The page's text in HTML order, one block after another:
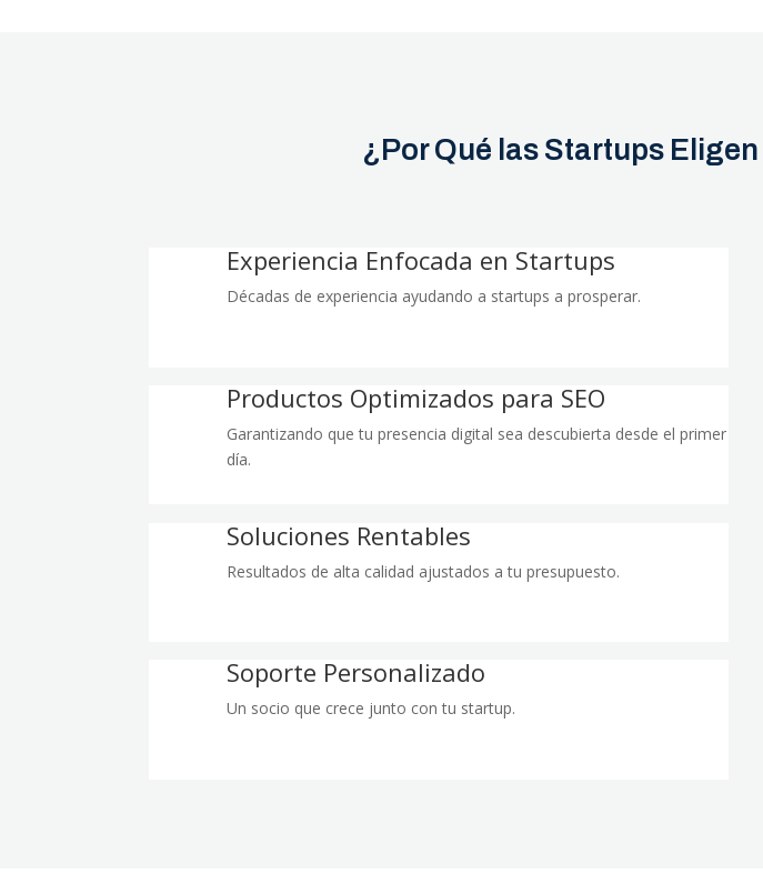
¿Por Qué las Startups Eligen
Experiencia Enfocada en Startups
Décadas de experiencia ayudando a startups a prosperar.
Productos Optimizados para SEO
Garantizando que tu presencia digital sea descubierta desde el primer
día.
Soluciones Rentables
Resultados de alta calidad ajustados a tu presupuesto.
Soporte Personalizado
Un socio que crece junto con tu startup.